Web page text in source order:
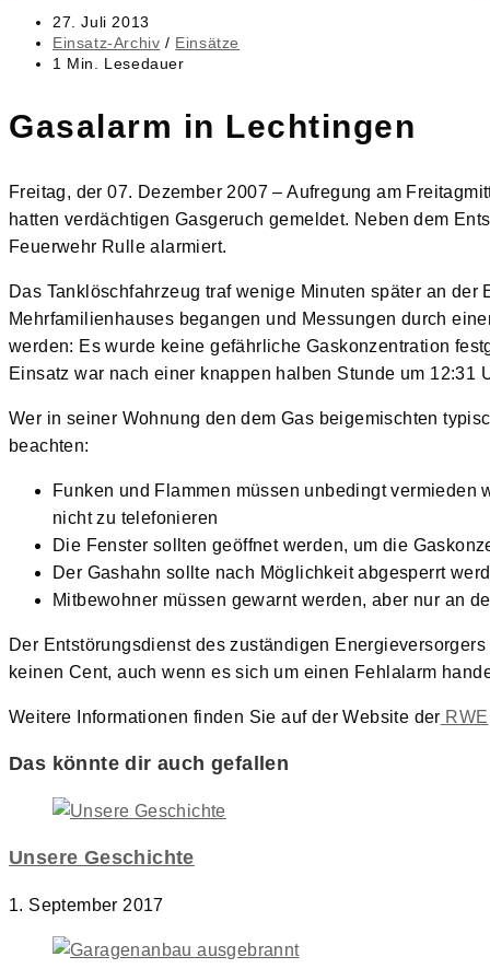
Beitrag
veröffentlicht:
27. Juli 2013
Beitrags-
Kategorie:
Einsatz-Archiv / Einsätze
Lesedauer:
1 Min. Lesedauer
Gasalarm in Lechtingen
Freitag, der 07. Dezember 2007 – Aufregung am
hatten verdächtigen Gasgeruch gemeldet. Neben dem
Feuerwehr Rulle alarmiert.
Das Tanklöschfahrzeug traf wenige Minuten später an
Mehrfamilienhauses begangen und Messungen durch
werden: Es wurde keine gefährliche Gaskonzentration
Einsatz war nach einer knappen halben Stunde um
Wer in seiner Wohnung den dem Gas beigemischten
beachten:
Funken und Flammen müssen unbedingt
nicht zu telefonieren
Die Fenster sollten geöffnet werden, um die
Der Gashahn sollte nach Möglichkeit abgesperrt
Mitbewohner müssen gewarnt werden, aber nur an
Der Entstörungsdienst des zuständigen
keinen Cent, auch wenn es sich um einen Fehlalarm
Weitere Informationen finden Sie auf der Website der RWE
Das könnte dir auch gefallen
Unsere Geschichte
1. September 2017